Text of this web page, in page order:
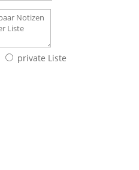
private Liste